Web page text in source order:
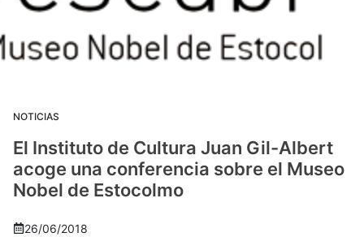
NOTICIAS
El Instituto de Cultura Juan Gil-Albert
acoge una conferencia sobre el Museo
Nobel de Estocolmo
26/06/2018